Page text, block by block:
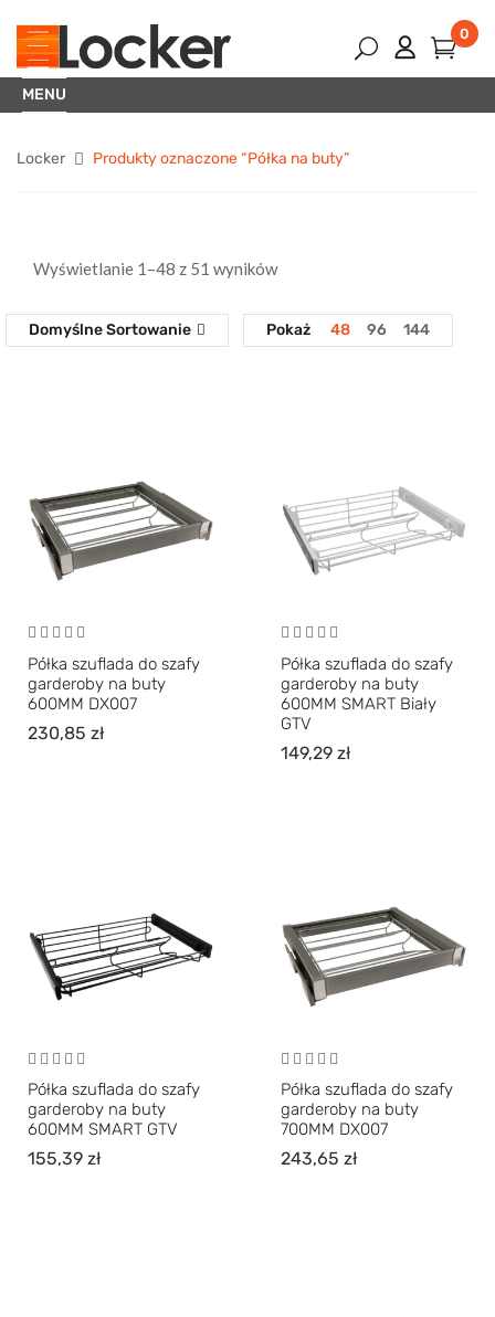
0
MENU
Locker Produkty oznaczone “Półka na buty”
Wyświetlanie 1–48 z 51 wyników
Domyślne Sortowanie Pokaż 48 96 144
Półka szuflada do szafy
garderoby na buty
600MM DX007
230,85 zł
Półka szuflada do szafy
garderoby na buty
600MM SMART Biały
GTV
149,29 zł
Półka szuflada do szafy
garderoby na buty
600MM SMART GTV
155,39 zł
Półka szuflada do szafy
garderoby na buty
700MM DX007
243,65 zł